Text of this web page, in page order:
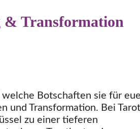
& Transformation
Botschaften sie für
und Transformation. Bei
zu einer tieferen